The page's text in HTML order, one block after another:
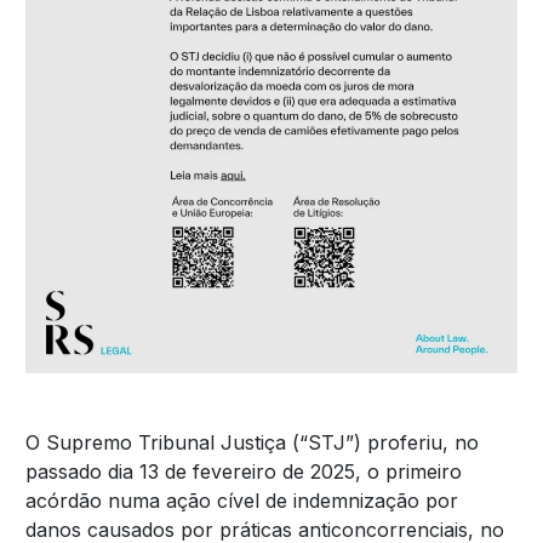
O Supremo Tribunal Justiça (“STJ”) proferiu, no
passado dia 13 de fevereiro de 2025, o primeiro
acórdão numa ação cível de indemnização por
danos causados por práticas anticoncorrenciais, no